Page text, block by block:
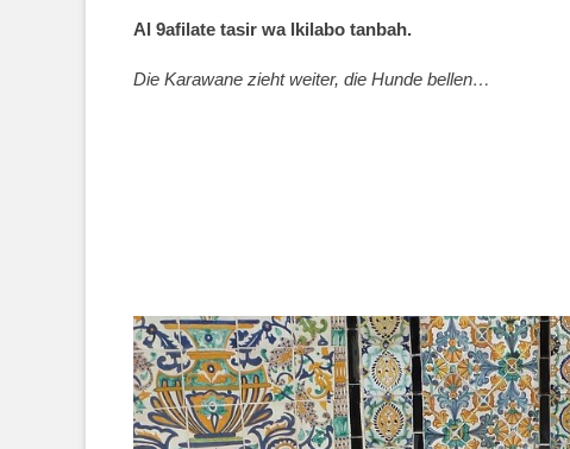
Al 9afilate tasir wa lkilabo tanbah.
Die Karawane zieht weiter, die Hunde bellen…